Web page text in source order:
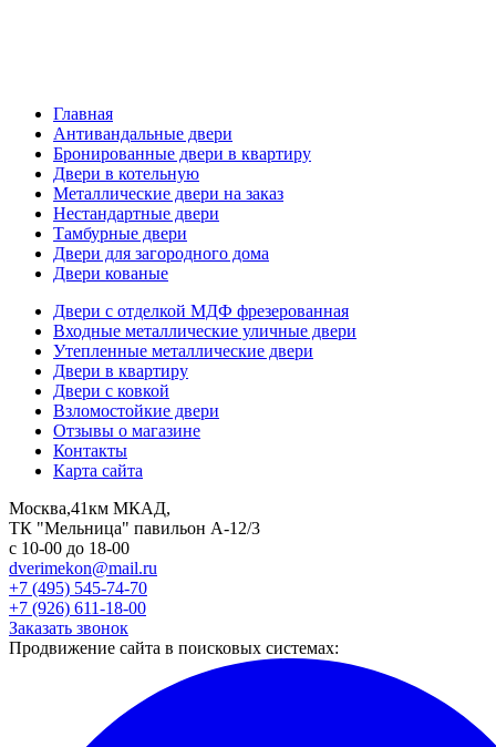
Главная
Антивандальные двери
Бронированные двери в квартиру
Двери в котельную
Металлические двери на заказ
Нестандартные двери
Тамбурные двери
Двери для загородного дома
Двери кованые
Двери с отделкой МДФ фрезерованная
Входные металлические уличные двери
Утепленные металлические двери
Двери в квартиру
Двери с ковкой
Взломостойкие двери
Отзывы о магазине
Контакты
Карта сайта
Москва,41км МКАД,
ТК "Мельница" павильон А-12/3
с 10-00 до 18-00
dverimekon@mail.ru
+7 (495) 545-74-70
+7 (926) 611-18-00
Заказать звонок
Продвижение сайта в поисковых системах: